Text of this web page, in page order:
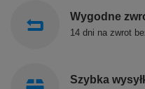
Wygodne
14 dni na zwrot
Szybka